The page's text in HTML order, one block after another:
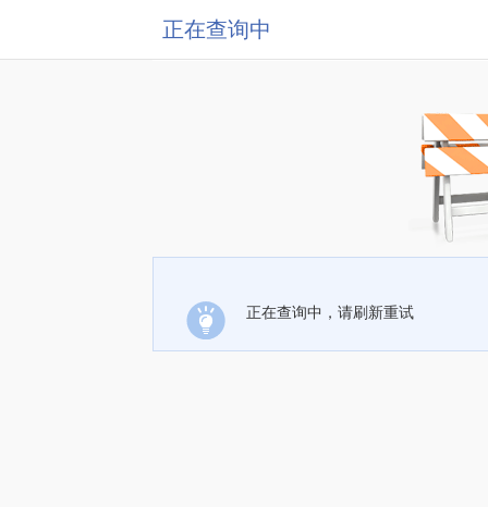
正在查询中
正在查询中，请刷新重试